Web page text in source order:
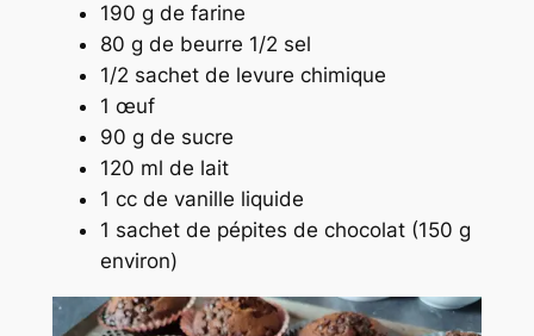
190 g de farine
80 g de beurre 1/2 sel
1/2 sachet de levure chimique
1 œuf
90 g de sucre
120 ml de lait
1 cc de vanille liquide
1 sachet de pépites de chocolat (150 g
environ)